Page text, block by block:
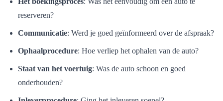
reserveren?
Communicatie: Werd je goed geïnformeerd over de afspraak?
Ophaalprocedure: Hoe verliep het ophalen van de auto?
Staat van het voertuig: Was de auto schoon en goed
onderhouden?